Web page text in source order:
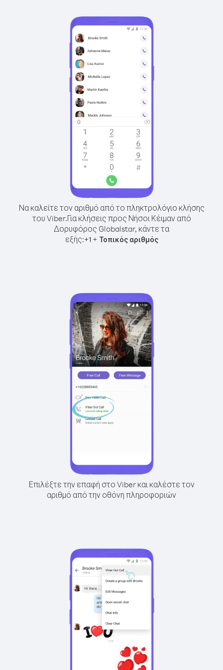
Να καλείτε τον αριθμό από το πληκτρολόγιο κλήσης
του Viber.Για κλήσεις προς Νήσοι Κέιμαν από
Δορυφόρος Globalstar, κάντε τα
εξής:+1+ Τοπικός αριθμός
Επιλέξτε την επαφή στο Viber και καλέστε τον
αριθμό από την οθόνη πληροφοριών